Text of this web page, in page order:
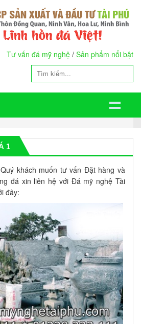
Tư vấn đá mỹ nghệ / Sản phẩm nổi bật
1
khách muốn tư vấn Đặt hàng và
đá xin liên hệ với Đá mỹ nghệ Tài
đây: